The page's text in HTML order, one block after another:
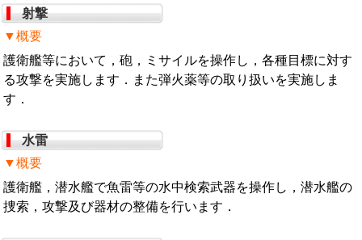
射撃
▼概要
護衛艦等において，砲，ミサイルを操作し，各種目標に対す
る攻撃を実施します．また弾火薬等の取り扱いを実施しま
す．
水雷
▼概要
護衛艦，潜水艦で魚雷等の水中検索武器を操作し，潜水艦の
捜索，攻撃及び器材の整備を行います．